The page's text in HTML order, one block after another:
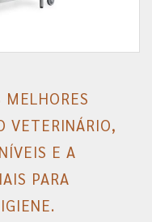
MELHORES
VETERINÁRIO,
E A
PARA